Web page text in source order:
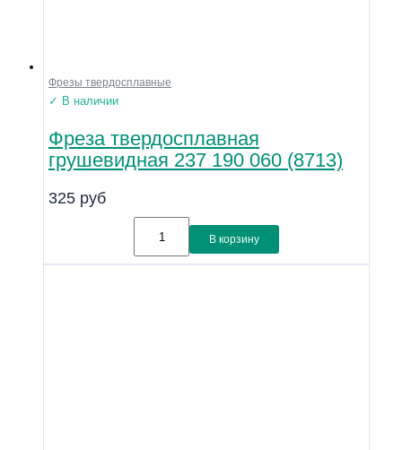
Фрезы твердосплавные
✓ В наличии
Фреза твердосплавная
грушевидная 237 190 060 (8713)
325 руб
В корзину